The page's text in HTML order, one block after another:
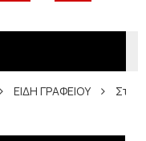
ΕΙΔΗ ΓΡΑΦΕΙΟΥ